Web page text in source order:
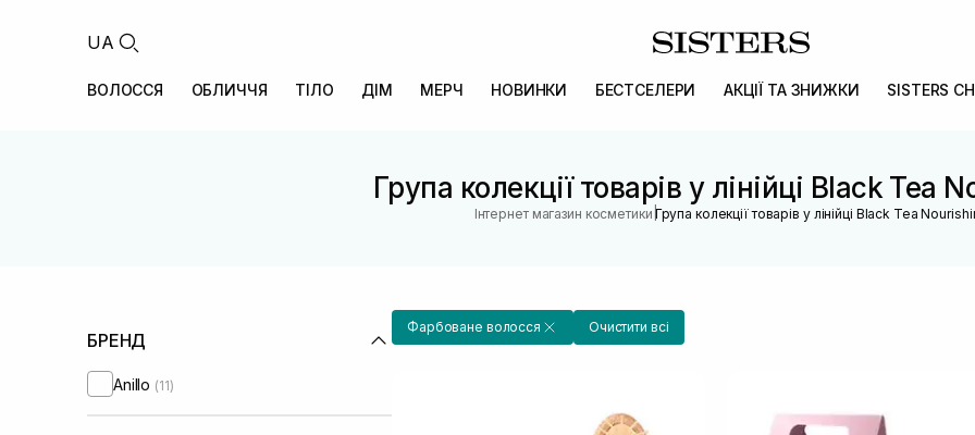
UA
ВОЛОССЯ ОБЛИЧЧЯ ТІЛО ДІМ МЕРЧ НОВИНКИ БЕСТСЕЛЕРИ АКЦІЇ ТА ЗНИЖКИ SISTERS
Група колекції товарів у лінійці Black Tea
Інтернет магазин косметики |Група колекції товарів у лінійці Black Tea
БРЕНД
Anillo (11)
Фарбоване волосся Очистити всі